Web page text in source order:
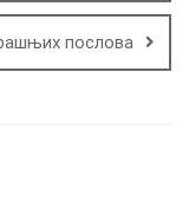
послова